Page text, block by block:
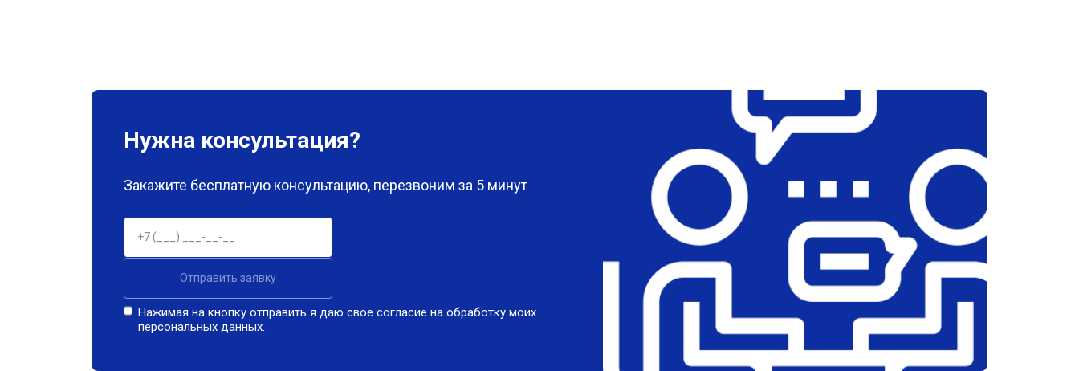
Нужна консультация?
Закажите бесплатную консультацию, перезвоним за 5 минут
Отправить заявку
Нажимая на кнопку отправить я даю свое согласие на обработку моих
персональных данных.